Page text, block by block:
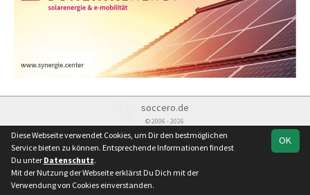
soccero.de
© 2006 - 2026
Besucherstatistik Kontakt Impressum Datenschutz OK
Diese Webseite verwendet Cookies, um Dir den bestmöglichen
Service bieten zu können. Entsprechende Informationen findest
Du unter Datenschutz.
Mit der Nutzung der Webseite erklärst Du Dich mit der
Verwendung von Cookies einverstanden.